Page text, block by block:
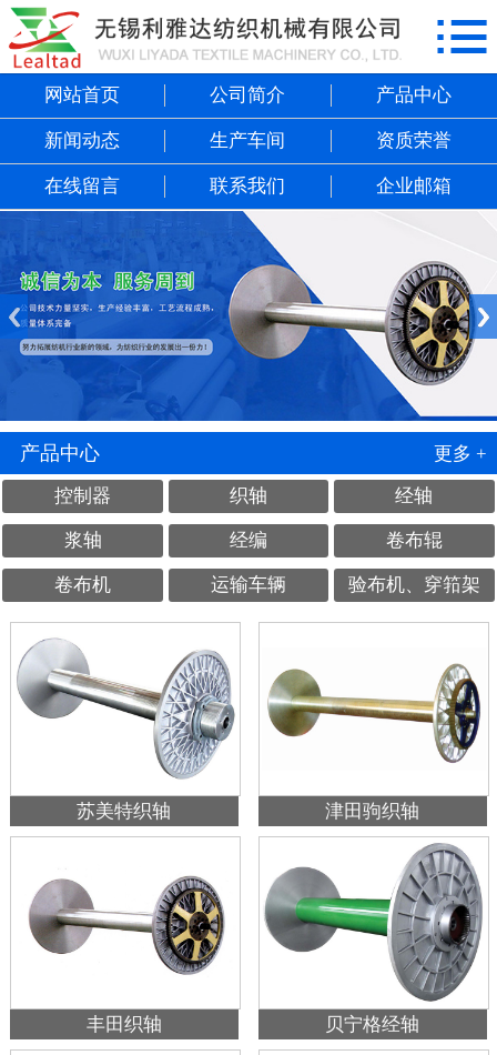
网站首页
公司简介
产品中心
新闻动态
资质荣誉
在线留言
联系我们

网站首页 公司简介 产品中心
新闻动态 生产车间 资质荣誉
在线留言 联系我们 企业邮箱
产品中心 更多 +
控制器 织轴 经轴
浆轴 经编 卷布辊
卷布机 运输车辆 验布机、穿筘架
苏美特织轴 津田驹织轴
丰田织轴 贝宁格经轴